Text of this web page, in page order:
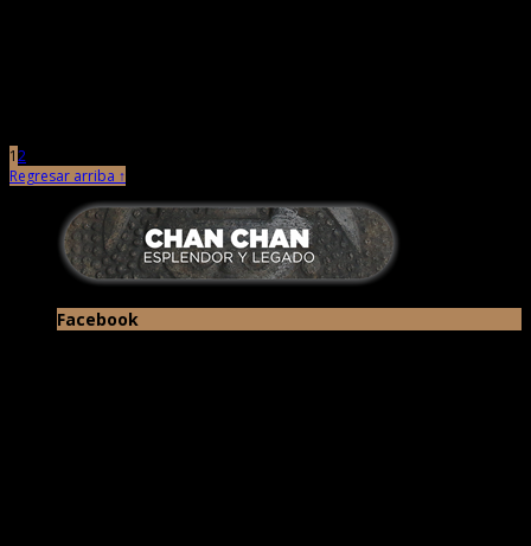
12
Regresar arriba ↑
Facebook